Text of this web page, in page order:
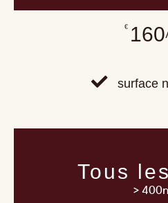
€ 160
surface
Tous
>